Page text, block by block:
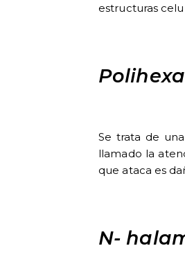
estructuras
Se trata de
llamado la
que ataca es
N-